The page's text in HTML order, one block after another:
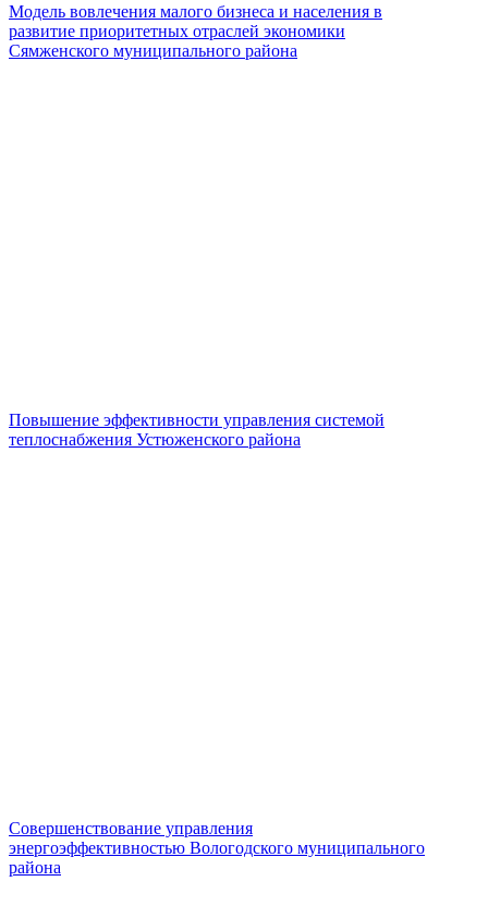
Модель вовлечения малого бизнеса и населения в
развитие приоритетных отраслей экономики
Сямженского муниципального района
Повышение эффективности управления системой
теплоснабжения Устюженского района
Совершенствование управления
энергоэффективностью Вологодского муниципального
района